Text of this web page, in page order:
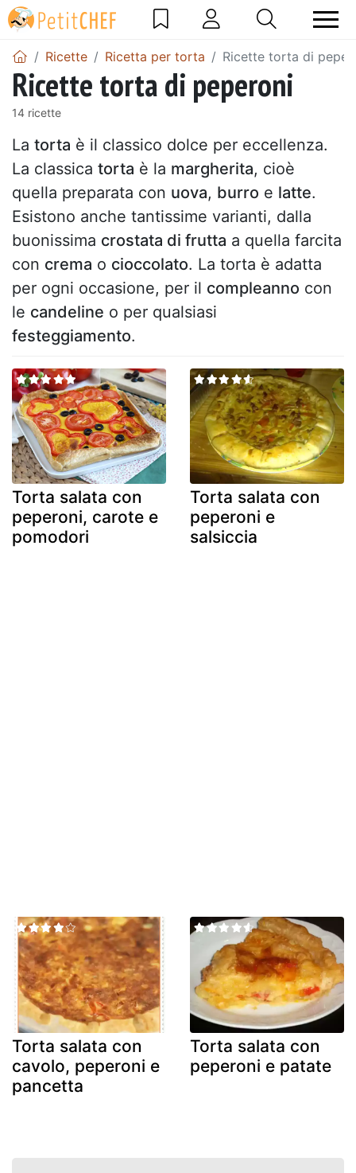
Ricette Ricetta per torta Ricette torta di
Ricette torta di peperoni
14 ricette
La torta è il classico dolce per eccellenza.
La classica torta è la margherita, cioè
quella preparata con uova, burro e latte.
Esistono anche tantissime varianti, dalla
buonissima crostata di frutta a quella farcita
con crema o cioccolato. La torta è adatta
per ogni occasione, per il compleanno con
le candeline o per qualsiasi
festeggiamento.
Torta salata con
peperoni, carote e
pomodori
Torta salata con
peperoni e
salsiccia
Torta salata con
cavolo, peperoni e
pancetta
Torta salata con
peperoni e patate